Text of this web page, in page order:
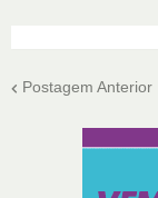
Postagem Anterior